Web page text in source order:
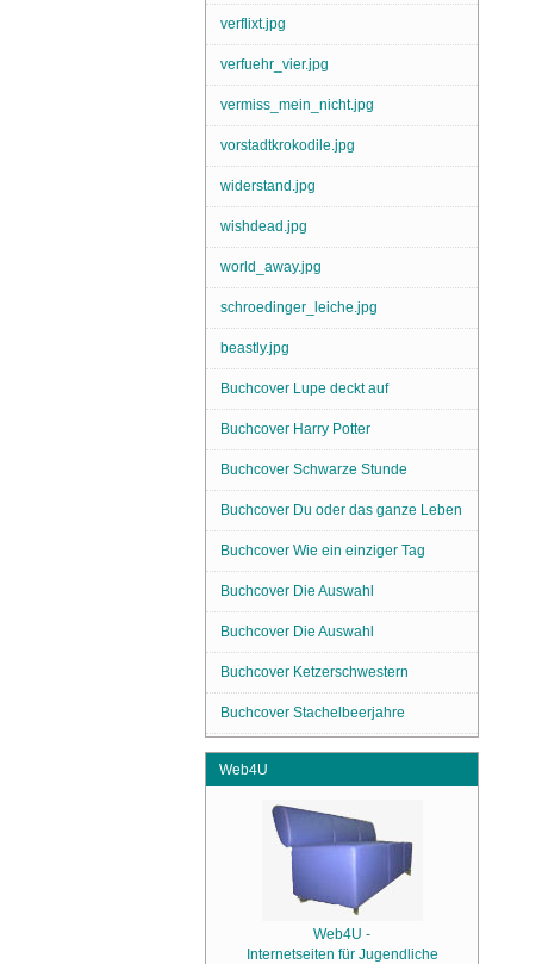
verflixt.jpg
verfuehr_vier.jpg
vermiss_mein_nicht.jpg
vorstadtkrokodile.jpg
widerstand.jpg
wishdead.jpg
world_away.jpg
schroedinger_leiche.jpg
beastly.jpg
Buchcover Lupe deckt auf
Buchcover Harry Potter
Buchcover Schwarze Stunde
Buchcover Du oder das ganze Leben
Buchcover Wie ein einziger Tag
Buchcover Die Auswahl
Buchcover Die Auswahl
Buchcover Ketzerschwestern
Buchcover Stachelbeerjahre
Web4U
Web4U -
Internetseiten für Jugendliche